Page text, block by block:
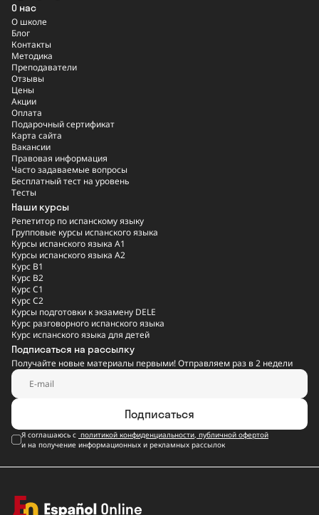
О нас
О школе
Блог
Контакты
Методика
Преподаватели
Отзывы
Цены
Акции
Оплата
Подарочный сертификат
Карта сайта
Вакансии
Правовая информация
Часто задаваемые вопросы
Бесплатный тест на уровень
Тесты
Наши курсы
Репетитор по испанскому языку
Групповые курсы испанского языка
Курсы испанского языка A1
Курсы испанского языка A2
Курс B1
Курс B2
Курс C1
Курс C2
Курсы подготовки к экзамену DELE
Курс разговорного испанского языка
Курс испанского языка для детей
Подписаться на рассылку
Получайте новые материалы первыми! Отправляем раз в 2 недели
Подписаться
Я соглашаюсь с политикой конфиденциальности, публичной офертой
и на получение информационных и рекламных рассылок